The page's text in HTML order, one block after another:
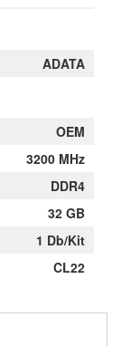
ADATA
OEM
3200 MHz
DDR4
32 GB
1 Db/Kit
CL22